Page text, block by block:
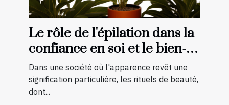
Le rôle de l'épilation dans la
confiance en soi et le bien-
être général
Dans une société où l'apparence revêt une
signification particulière, les rituels de beauté,
dont...